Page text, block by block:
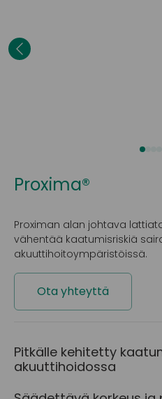
Proxima®
Proximan alan johtava
vähentää kaatumisriskiä
akuuttihoitoympäristöissä.
Ota yhteyttä
Pitkälle kehitetty
akuuttihoidossa